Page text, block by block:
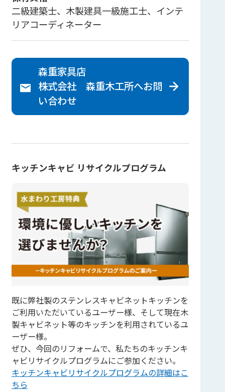
二級建築士、木製建具一級施工士、インテ
リアコーディネーター
森重家具店
株式会社 森重木工所へお問
い合わせ
キッチンキャビ リサイクルプログラム
既に弊社製のステンレスキャビネットキッチンを
ご利用いただいているユーザー様、そして現在木
製キャビネット等のキッチンを利用されているユ
ーザー様。
ぜひ、今回のリフォームで、私たちのキッチンキ
ャビリサイクルプログラムにご参加ください。
キッチンキャビリサイクルプログラムの詳細はこ
ちら